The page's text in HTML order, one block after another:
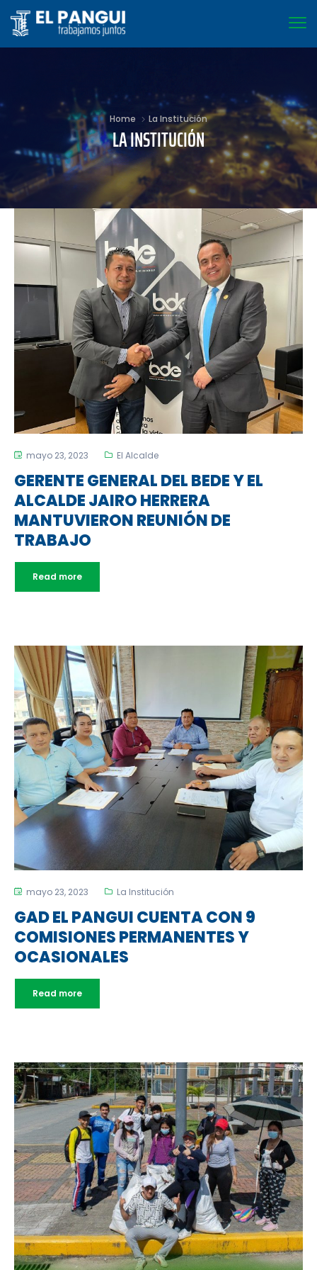
Home La Institución
LA INSTITUCIÓN
mayo 23, 2023 El Alcalde
GERENTE GENERAL DEL BEDE Y EL
ALCALDE JAIRO HERRERA
MANTUVIERON REUNIÓN DE
TRABAJO
Read more
mayo 23, 2023 La Institución
GAD EL PANGUI CUENTA CON 9
COMISIONES PERMANENTES Y
OCASIONALES
Read more